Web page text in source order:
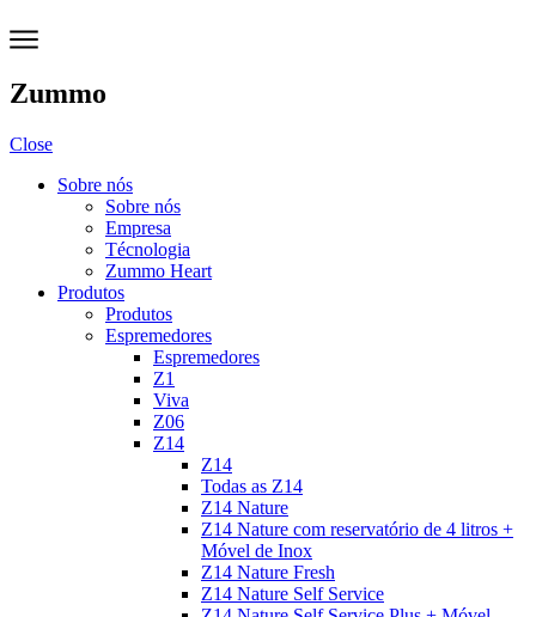
Zummo
Close
Sobre nós
Sobre nós
Empresa
Técnologia
Zummo Heart
Produtos
Produtos
Espremedores
Espremedores
Z1
Viva
Z06
Z14
Z14
Todas as Z14
Z14 Nature
Z14 Nature com reservatório de 4 litros +
Móvel de Inox
Z14 Nature Fresh
Z14 Nature Self Service